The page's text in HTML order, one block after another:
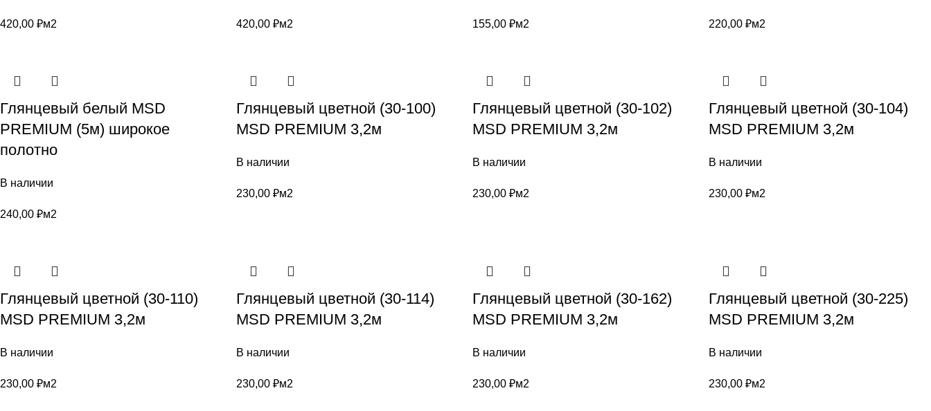
420,00 ₽м2 420,00 ₽м2 155,00 ₽м2 220,00 ₽м2
Глянцевый белый MSD
PREMIUM (5м) широкое
полотно
В наличии
240,00 ₽м2
Глянцевый цветной (30-100)
MSD PREMIUM 3,2м
В наличии
230,00 ₽м2
Глянцевый цветной (30-102)
MSD PREMIUM 3,2м
В наличии
230,00 ₽м2
Глянцевый цветной (30-104)
MSD PREMIUM 3,2м
В наличии
230,00 ₽м2
Глянцевый цветной (30-110)
MSD PREMIUM 3,2м
В наличии
230,00 ₽м2
Глянцевый цветной (30-114)
MSD PREMIUM 3,2м
В наличии
230,00 ₽м2
Глянцевый цветной (30-162)
MSD PREMIUM 3,2м
В наличии
230,00 ₽м2
Глянцевый цветной (30-225)
MSD PREMIUM 3,2м
В наличии
230,00 ₽м2